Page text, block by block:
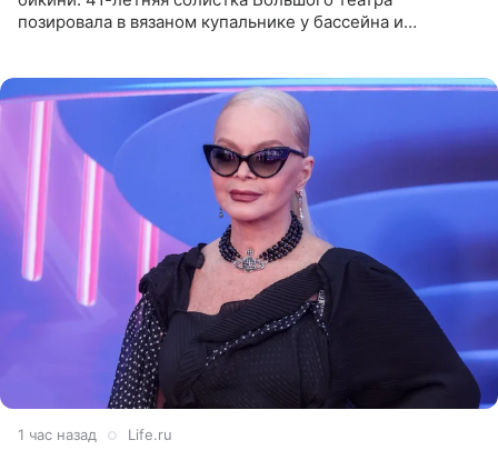
позировала в вязаном купальнике у бассейна и
1 час назад Life.ru